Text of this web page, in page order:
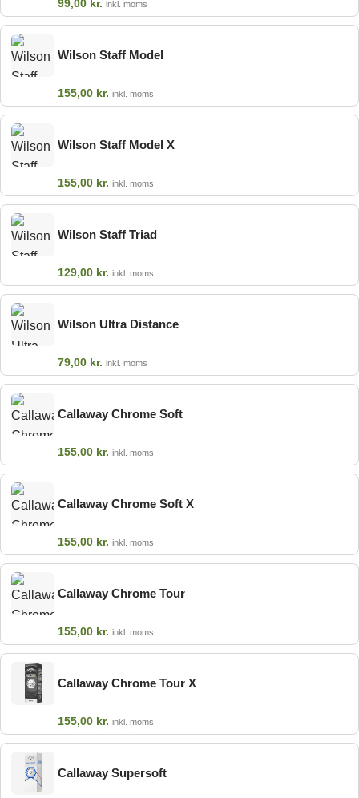
99,00 kr. inkl. moms
Wilson Staff Model
155,00 kr. inkl. moms
Wilson Staff Model X
155,00 kr. inkl. moms
Wilson Staff Triad
129,00 kr. inkl. moms
Wilson Ultra Distance
79,00 kr. inkl. moms
Callaway Chrome Soft
155,00 kr. inkl. moms
Callaway Chrome Soft X
155,00 kr. inkl. moms
Callaway Chrome Tour
155,00 kr. inkl. moms
Callaway Chrome Tour X
155,00 kr. inkl. moms
Callaway Supersoft